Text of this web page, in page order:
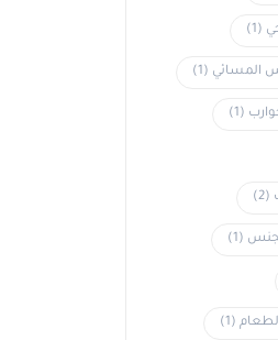
(1)
المسائي (1)
(1)
(2)
(1)
(1)